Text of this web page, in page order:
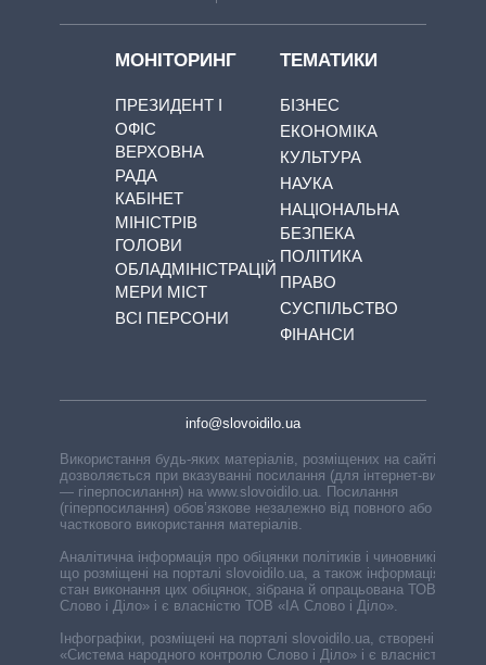
МОНІТОРИНГ
ПРЕЗИДЕНТ І
ОФІС
ВЕРХОВНА
РАДА
КАБІНЕТ
МІНІСТРІВ
ГОЛОВИ
ОБЛАДМІНІСТРАЦІЙ
МЕРИ МІСТ
ВСІ ПЕРСОНИ
ТЕМАТИКИ
БІЗНЕС
ЕКОНОМІКА
КУЛЬТУРА
НАУКА
НАЦІОНАЛЬНА
БЕЗПЕКА
ПОЛІТИКА
ПРАВО
СУСПІЛЬСТВО
ФІНАНСИ
info@slovoidilo.ua
Використання будь-яких матеріалів, розміщених на сайті,
дозволяється при вказуванні посилання (для інтернет-видань
— гіперпосилання) на www.slovoidilo.ua. Посилання
(гіперпосилання) обов’язкове незалежно від повного або
часткового використання матеріалів.
Аналітична інформація про обіцянки політиків і чиновників,
що розміщені на порталі slovoidilo.ua, а також інформація про
стан виконання цих обіцянок, зібрана й опрацьована ТОВ «ІА
Слово і Діло» і є власністю ТОВ «ІА Слово і Діло».
Інфографіки, розміщені на порталі slovoidilo.ua, створені ГО
«Система народного контролю Слово і Діло» і є власністю